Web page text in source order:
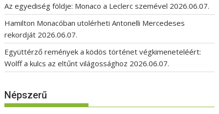
Az egyediség földje: Monaco a Leclerc szemével 2026.06.07.
Hamilton Monacóban utolérheti Antonelli Mercedeses
rekordját 2026.06.07.
Együttérző remények a ködös történet végkimeneteléért:
Wolff a kulcs az eltűnt világossághoz 2026.06.07.
Népszerű